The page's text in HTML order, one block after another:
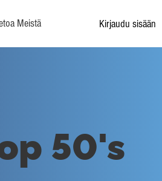
Meistä Kirjaudu sisään
50's